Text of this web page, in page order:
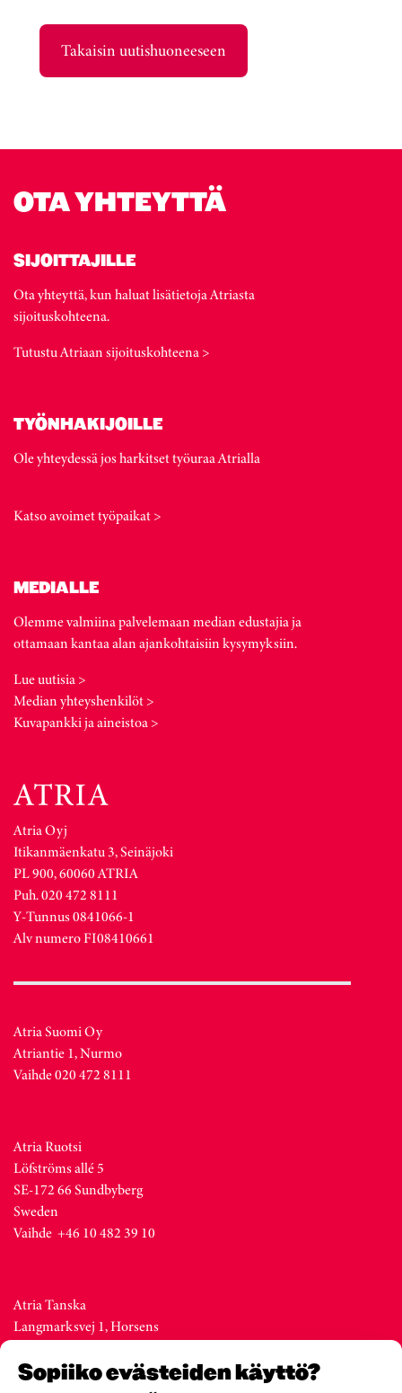
Sopiiko evästeiden käyttö?
Takaisin uutishuoneeseen
OTA YHTEYTTÄ
SIJOITTAJILLE
Ota yhteyttä, kun haluat lisätietoja Atriasta
sijoituskohteena.
Tutustu Atriaan sijoituskohteena >
TYÖNHAKIJOILLE
Ole yhteydessä jos harkitset työuraa Atrialla
Katso avoimet työpaikat >
MEDIALLE
Olemme valmiina palvelemaan median edustajia ja
ottamaan kantaa alan ajankohtaisiin kysymyksiin.
Lue uutisia >
Median yhteyshenkilöt >
Kuvapankki ja aineistoa >
Atria Oyj
Itikanmäenkatu 3, Seinäjoki
PL 900, 60060 ATRIA
Puh. 020 472 8111
Y-Tunnus 0841066-1
Alv numero FI08410661
Atria Suomi Oy
Atriantie 1, Nurmo
Vaihde 020 472 8111
Atria Ruotsi
Löfströms allé 5
SE-172 66 Sundbyberg
Sweden
Vaihde +46 10 482 39 10
Atria Tanska
Langmarksvej 1, Horsens
Denmark